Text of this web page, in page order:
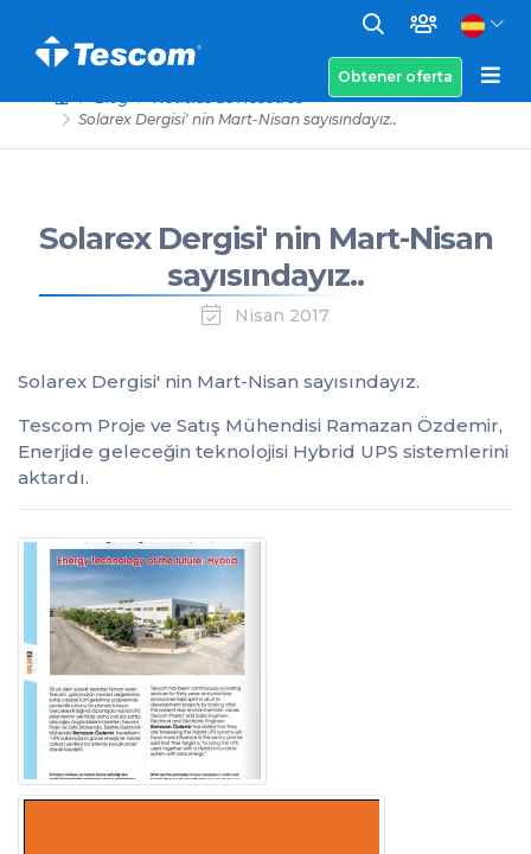
Obtener oferta
Blog
Noticias de Nosotros
Solarex Dergisi' nin Mart-Nisan sayısındayız..
Solarex Dergisi' nin Mart-Nisan
sayısındayız..
Nisan 2017
Solarex Dergisi' nin Mart-Nisan sayısındayız.
Tescom Proje ve Satış Mühendisi Ramazan Özdemir,
Enerjide geleceğin teknolojisi Hybrid UPS sistemlerini
aktardı.